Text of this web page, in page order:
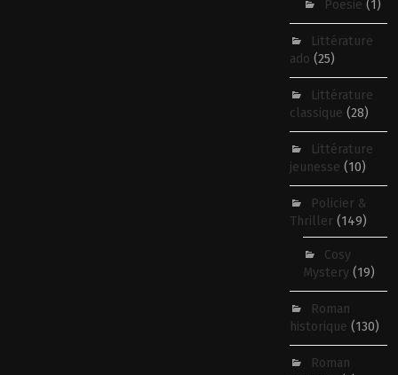
Poésie (1)
Littérature
ado (25)
Littérature
classique (28)
Littérature
jeunesse (10)
Policier &
Thriller (149)
Cosy
Mystery(19)
Roman
historique (130)
Roman